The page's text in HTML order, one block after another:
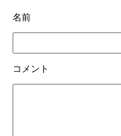
名前
コメント